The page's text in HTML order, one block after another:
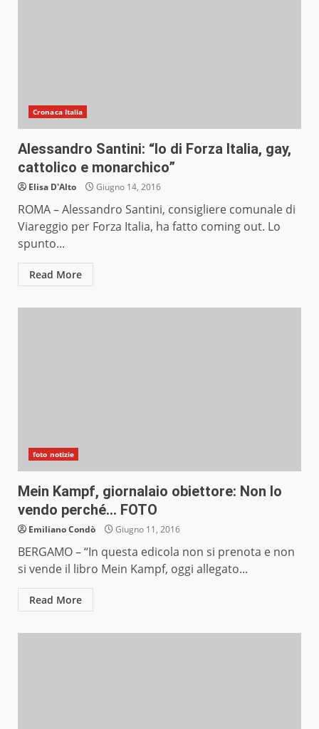
Cronaca Italia
Alessandro Santini: “Io di Forza Italia, gay,
cattolico e monarchico”
Elisa D'Alto Giugno 14, 2016
ROMA – Alessandro Santini, consigliere comunale di
Viareggio per Forza Italia, ha fatto coming out. Lo
spunto...
Read More
foto notizie
Mein Kampf, giornalaio obiettore: Non lo
vendo perché… FOTO
Emiliano Condò Giugno 11, 2016
BERGAMO – “In questa edicola non si prenota e non
si vende il libro Mein Kampf, oggi allegato...
Read More